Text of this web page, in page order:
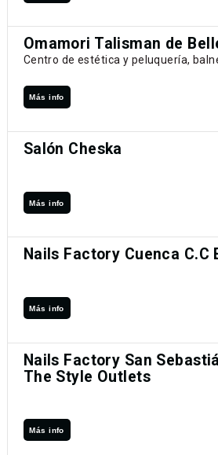
Omamori Talisman de
Centro de estética y peluquería,
Más info
Salón Cheska
Más info
Nails Factory Cuenca C.C
Más info
Nails Factory San
The Style Outlets
Más info